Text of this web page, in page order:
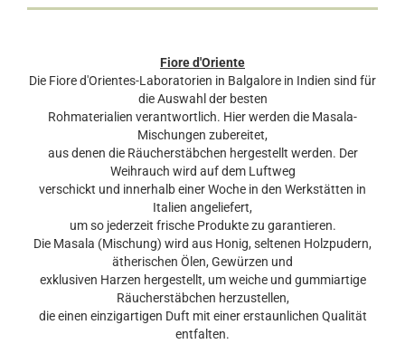
Fiore d'Oriente
Die Fiore d'Orientes-Laboratorien in Balgalore in Indien sind für
die Auswahl der besten
Rohmaterialien verantwortlich. Hier werden die Masala-
Mischungen zubereitet,
aus denen die Räucherstäbchen hergestellt werden. Der
Weihrauch wird auf dem Luftweg
verschickt und innerhalb einer Woche in den Werkstätten in
Italien angeliefert,
um so jederzeit frische Produkte zu garantieren.
Die Masala (Mischung) wird aus Honig, seltenen Holzpudern,
ätherischen Ölen, Gewürzen und
exklusiven Harzen hergestellt, um weiche und gummiartige
Räucherstäbchen herzustellen,
die einen einzigartigen Duft mit einer erstaunlichen Qualität
entfalten.